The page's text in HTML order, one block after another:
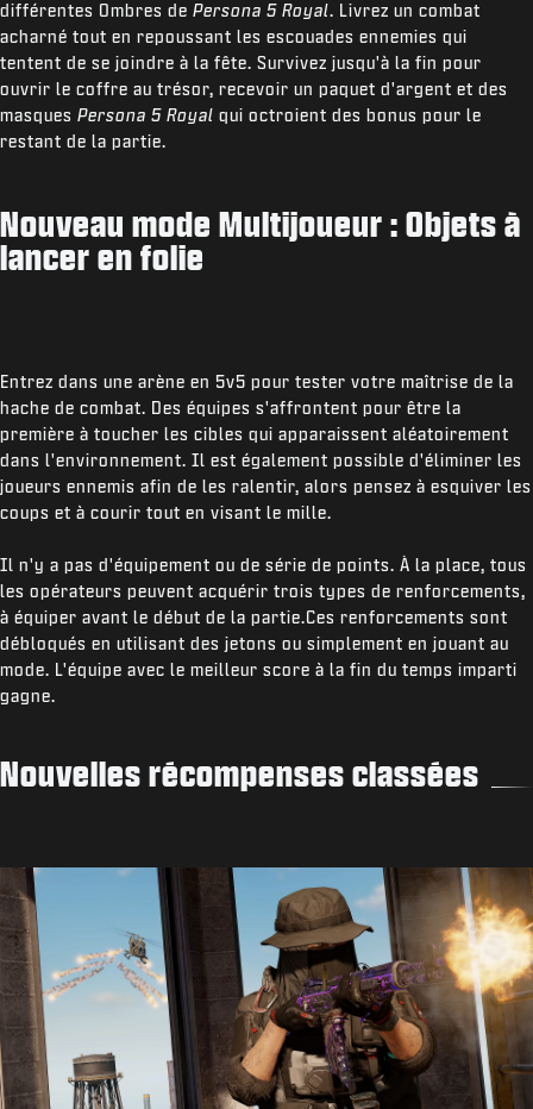
différentes Ombres de Persona 5 Royal. Livrez un combat
acharné tout en repoussant les escouades ennemies qui
tentent de se joindre à la fête. Survivez jusqu'à la fin pour
ouvrir le coffre au trésor, recevoir un paquet d'argent et des
masques Persona 5 Royal qui octroient des bonus pour le
restant de la partie.
Nouveau mode Multijoueur : Objets à
lancer en folie
Entrez dans une arène en 5v5 pour tester votre maîtrise de la
hache de combat. Des équipes s'affrontent pour être la
première à toucher les cibles qui apparaissent aléatoirement
dans l'environnement. Il est également possible d'éliminer les
joueurs ennemis afin de les ralentir, alors pensez à esquiver les
coups et à courir tout en visant le mille.
Il n'y a pas d'équipement ou de série de points. À la place, tous
les opérateurs peuvent acquérir trois types de renforcements,
à équiper avant le début de la partie.Ces renforcements sont
débloqués en utilisant des jetons ou simplement en jouant au
mode. L'équipe avec le meilleur score à la fin du temps imparti
gagne.
Nouvelles récompenses classées